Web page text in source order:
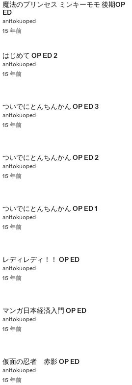
魔法のプリンセス ミンキーモモ 後期OP
ED
anitokuoped
15 年前
はじめて OP ED 2
anitokuoped
15 年前
ついでにとんちんかん OP ED 3
anitokuoped
15 年前
ついでにとんちんかん OP ED 2
anitokuoped
15 年前
ついでにとんちんかん OP ED 1
anitokuoped
15 年前
レディレディ！！ OP ED
anitokuoped
15 年前
マンガ日本経済入門 OP ED
anitokuoped
15 年前
仮面の忍者 赤影 OP ED
anitokuoped
15 年前